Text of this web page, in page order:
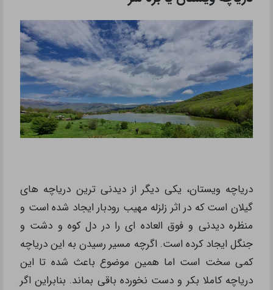
دریاچه ویستان، یکی دیگر از دیدنی ترین دریاچه های
گیلان است که در اثر زلزله مهیب رودبار ایجاد شده است و
منظره دیدنی و فوق العاده ای را در دل کوه و دشت و
جنگل ایجاد کرده است. اگرچه مسیر رسیدن به این دریاچه
کمی سخت است اما همین موضوع باعث شده تا این
دریاچه کاملا بکر و دست نخورده باقی بماند. بنابراین اگر